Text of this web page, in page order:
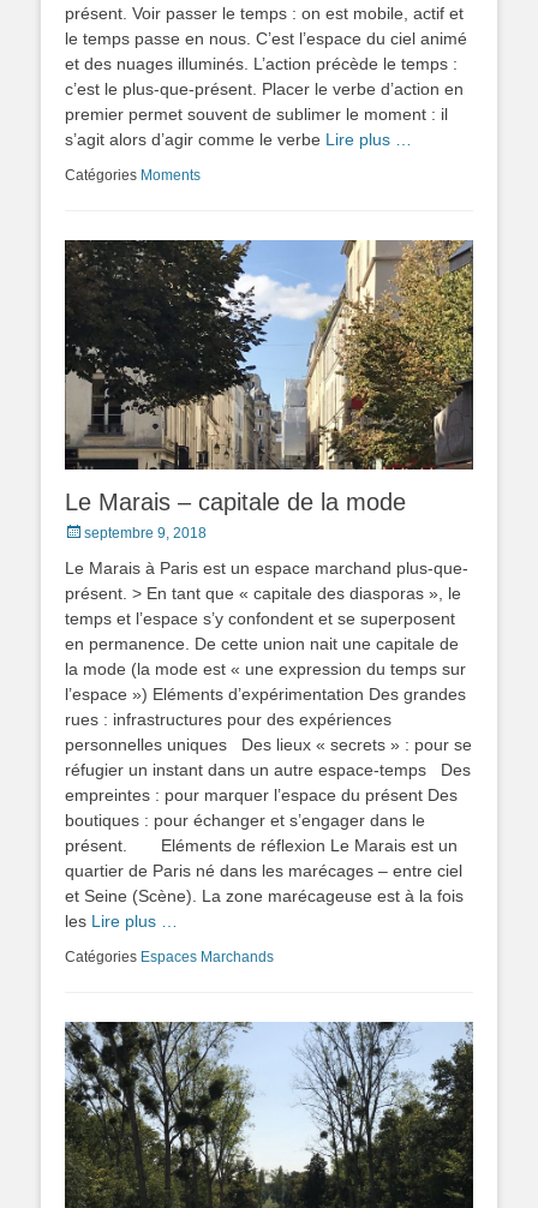
présent. Voir passer le temps : on est mobile, actif et
le temps passe en nous. C’est l’espace du ciel animé
et des nuages illuminés. L’action précède le temps :
c’est le plus-que-présent. Placer le verbe d’action en
premier permet souvent de sublimer le moment : il
s’agit alors d’agir comme le verbe Lire plus …
Catégories Moments
Le Marais – capitale de la mode
Posted
septembre 9, 2018
Le Marais à Paris est un espace marchand plus-que-
présent. > En tant que « capitale des diasporas », le
temps et l’espace s’y confondent et se superposent
en permanence. De cette union nait une capitale de
la mode (la mode est « une expression du temps sur
l’espace ») Eléments d’expérimentation Des grandes
rues : infrastructures pour des expériences
personnelles uniques Des lieux « secrets » : pour se
réfugier un instant dans un autre espace-temps Des
empreintes : pour marquer l’espace du présent Des
boutiques : pour échanger et s’engager dans le
présent. Eléments de réflexion Le Marais est un
quartier de Paris né dans les marécages – entre ciel
et Seine (Scène). La zone marécageuse est à la fois
les Lire plus …
Catégories Espaces Marchands